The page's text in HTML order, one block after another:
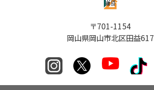
〒701-1154
岡山県岡山市北区田益617